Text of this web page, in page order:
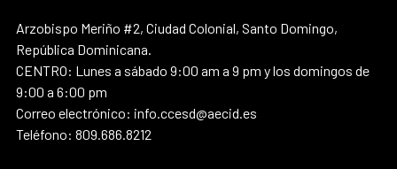
Arzobispo Meriño #2, Ciudad Colonial, Santo Domingo,
República Dominicana.
CENTRO: Lunes a sábado 9:00 am a 9 pm y los domingos de
9:00 a 6:00 pm
Correo electrónico: info.ccesd@aecid.es
Teléfono: 809.686.8212